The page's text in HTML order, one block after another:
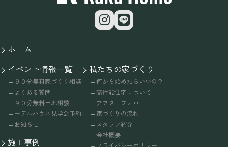
ホーム
イベント情報一覧
９０分無料家づくり相談
よくある質問
９０分無料土地相談
モデルハウス見学会予約
お知らせ
施工事例
私たちの家づくり
何から始めたらいいの？
高性能住宅について
アフターフォロー
家づくりの流れ
スタッフ紹介
会社概要
プライバシーポリシー